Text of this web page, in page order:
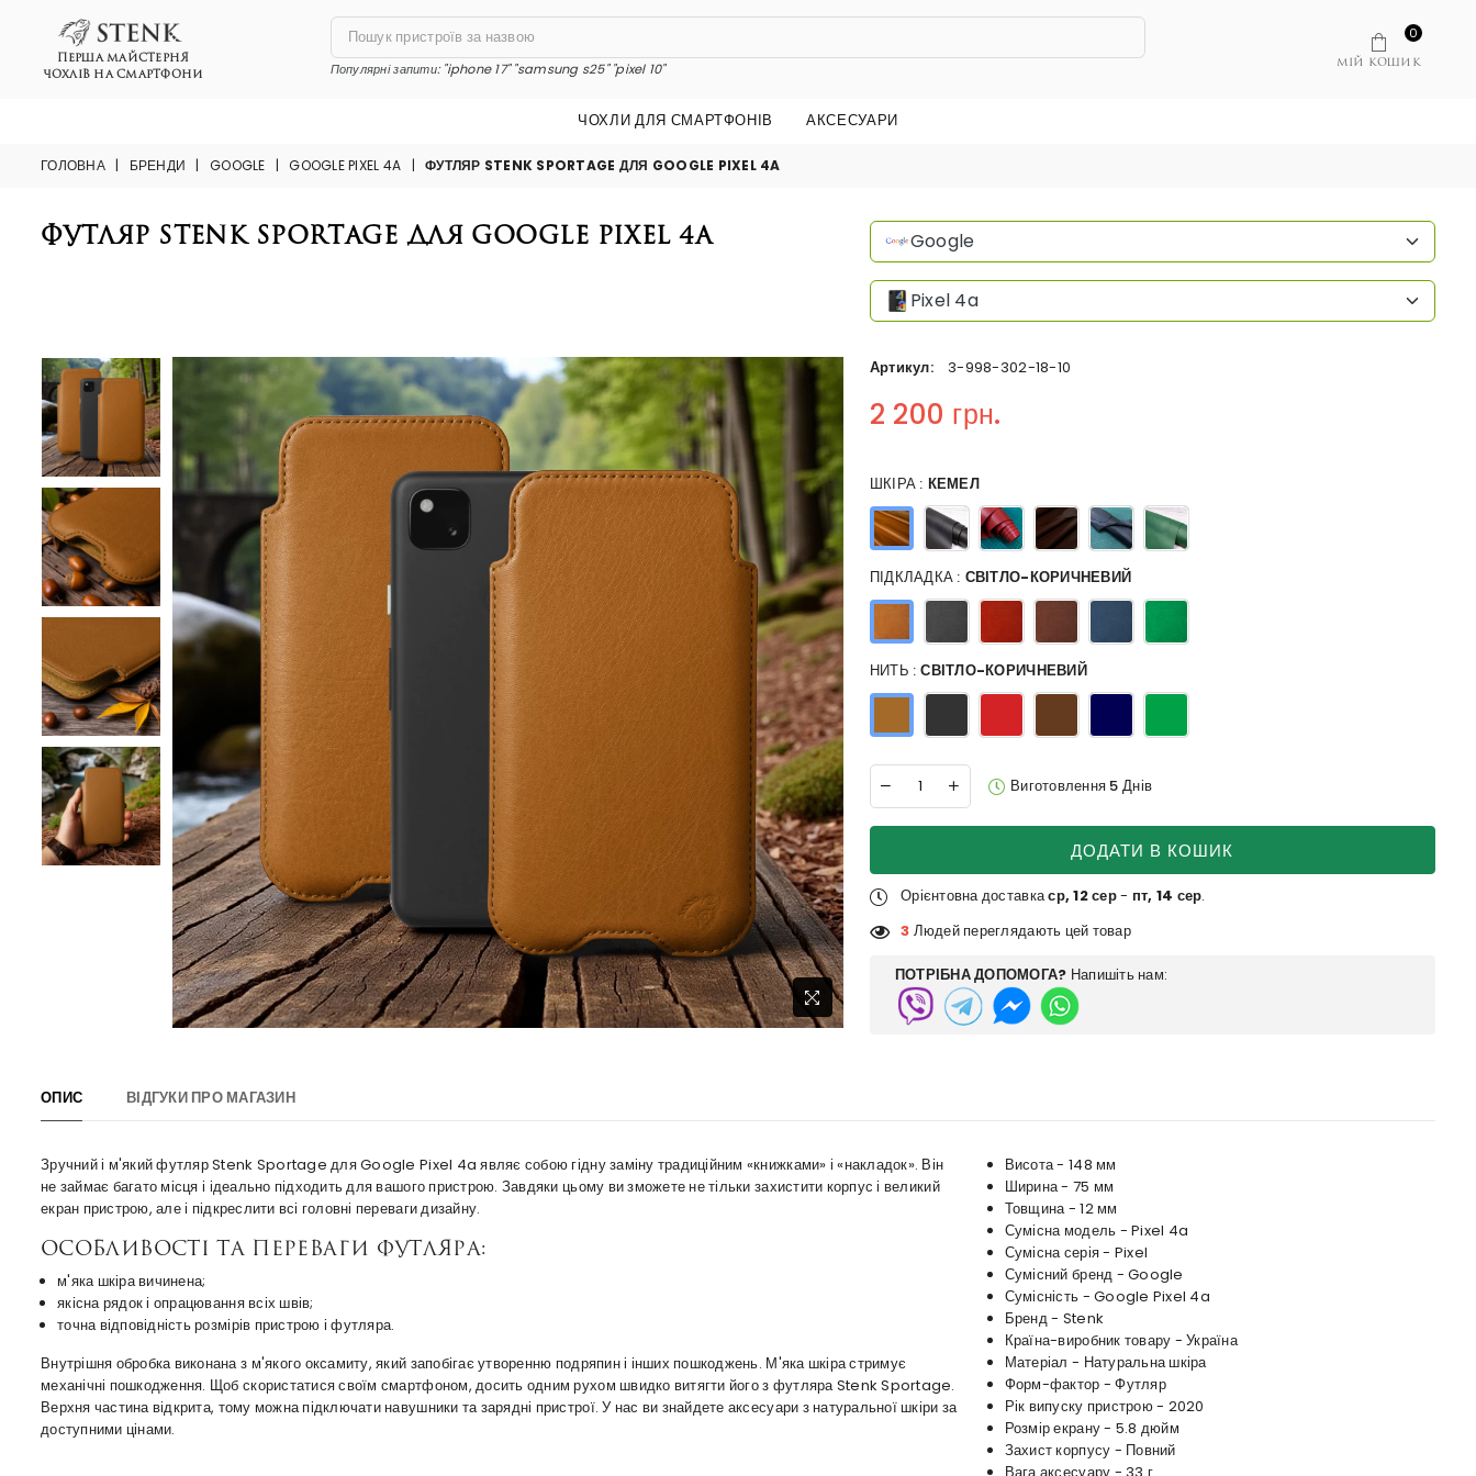
ПЕРША МАЙСТЕРНЯ
ЧОХЛІВ НА СМАРТФОНИ
Популярні запити:"iphone 17" "samsung s25" "pixel 10" МІЙ КОШИК
0
ЧОХЛИ ДЛЯ СМАРТФОНІВ АКСЕСУАРИ
ГОЛОВНА | БРЕНДИ | GOOGLE | GOOGLE PIXEL 4A | ФУТЛЯР STENK SPORTAGE ДЛЯ GOOGLE PIXEL 4A
Футляр Stenk Sportage для Google Pixel 4a Google
Pixel 4a
Артикул: 3-998-302-18-10
Regular price
2 200 грн.
ШКІРА : КЕМЕЛ
ПІДКЛАДКА : СВІТЛО-КОРИЧНЕВИЙ
НИТЬ : СВІТЛО-КОРИЧНЕВИЙ
Виготовлення 5 Днів
ДОДАТИ В КОШИК
Орієнтовна доставкаср, 12 сер- пт, 14 сер.
3 Людей переглядають цей товар
ПОТРІБНА ДОПОМОГА? Напишіть нам:
ОПИС ВІДГУКИ ПРО МАГАЗИН
Зручний і м'який футляр Stenk Sportage для Google Pixel 4a являє собою гідну заміну традиційним «книжками» і «накладок». Він
не займає багато місця і ідеально підходить для вашого пристрою. Завдяки цьому ви зможете не тільки захистити корпус і великий
екран пристрою, але і підкреслити всі головні переваги дизайну.
Особливості та переваги футляра:
м'яка шкіра вичинена;
якісна рядок і опрацювання всіх швів;
точна відповідність розмірів пристрою і футляра.
Внутрішня обробка виконана з м'якого оксамиту, який запобігає утворенню подряпин і інших пошкоджень. М'яка шкіра стримує
механічні пошкодження. Щоб скористатися своїм смартфоном, досить одним рухом швидко витягти його з футляра Stenk Sportage.
Верхня частина відкрита, тому можна підключати навушники та зарядні пристрої. У нас ви знайдете аксесуари з натуральної шкіри за
доступними цінами.
Висота - 148 мм
Ширина - 75 мм
Товщина - 12 мм
Сумісна модель - Pixel 4a
Сумісна серія - Pixel
Сумісний бренд - Google
Сумісність - Google Pixel 4a
Бренд - Stenk
Країна-виробник товару - Україна
Матеріал - Натуральна шкіра
Форм-фактор - Футляр
Рік випуску пристрою - 2020
Розмір екрану - 5.8 дюйм
Захист корпусу - Повний